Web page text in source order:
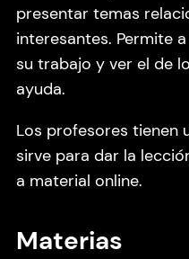
presentar temas
interesantes. Permite
su trabajo y ver el de
ayuda.
Los profesores tienen
sirve para dar la
a material online.
Materias